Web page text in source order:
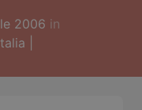
2006 in